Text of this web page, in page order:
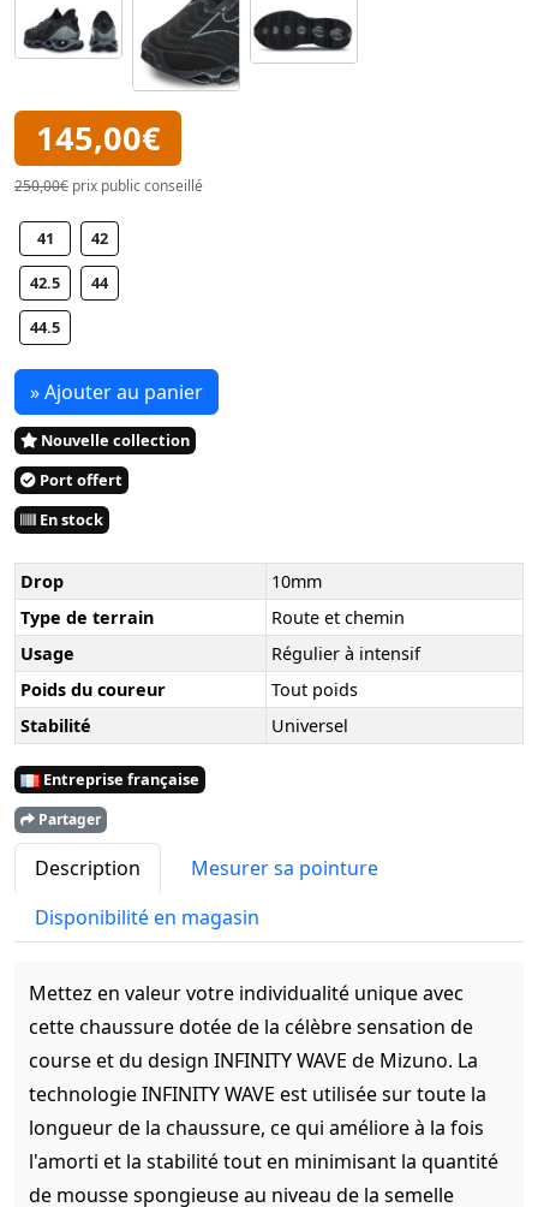
145,00€
250,00€ prix public conseillé
41 42
42.5 44
44.5
» Ajouter au panier
Nouvelle collection
Port offert
En stock
Drop
10mm
Type de terrain
Route et chemin
Usage
Régulier à intensif
Poids du coureur
Tout poids
Stabilité
Universel
Entreprise française
Partager
Description
Mesurer sa pointure
Disponibilité en magasin
Mettez en valeur votre individualité unique avec
cette chaussure dotée de la célèbre sensation de
course et du design INFINITY WAVE de Mizuno. La
technologie INFINITY WAVE est utilisée sur toute la
longueur de la chaussure, ce qui améliore à la fois
l'amorti et la stabilité tout en minimisant la quantité
de mousse spongieuse au niveau de la semelle